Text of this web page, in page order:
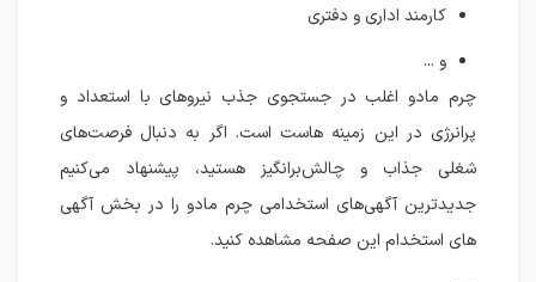
کارمند اداری و دفتری
و ...
چرم مادو اغلب در جستجوی جذب نیروهای با استعداد و
پرانرژی در این زمینه هاست است. اگر به دنبال فرصت‌های
شغلی جذاب و چالش‌برانگیز هستید، پیشنهاد می‌کنیم
جدیدترین آگهی‌های استخدامی چرم مادو را در بخش آگهی
های استخدام این صفحه مشاهده کنید.